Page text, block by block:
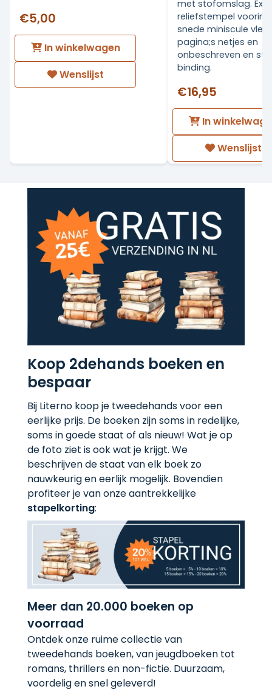
€5,00
In winkelwagen
Wenslijst
met stofomslag. Ex
reliefstempel voorin.
snede miniscule
pagina;s netjes en
onbeschreven en
binding.
€16,95
In
Wenslijst
Koop 2dehands boeken en
bespaar
Bij Literno koop je tweedehands voor een
eerlijke prijs. De boeken zijn soms in redelijke,
soms in goede staat of als nieuw! Wat je op
de foto ziet is ook wat je krijgt. We
beschrijven de staat van elk boek zo
nauwkeurig en eerlijk mogelijk. Bovendien
profiteer je van onze aantrekkelijke
stapelkorting:
Meer dan 20.000 boeken op
voorraad
Ontdek onze ruime collectie van
tweedehands boeken, van jeugdboeken tot
romans, thrillers en non-fictie. Duurzaam,
voordelig en snel geleverd!